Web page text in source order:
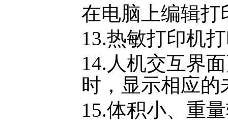
在电脑上编辑
13.热敏打印机
14.人机交互界
时，显示相应
15.体积小、重